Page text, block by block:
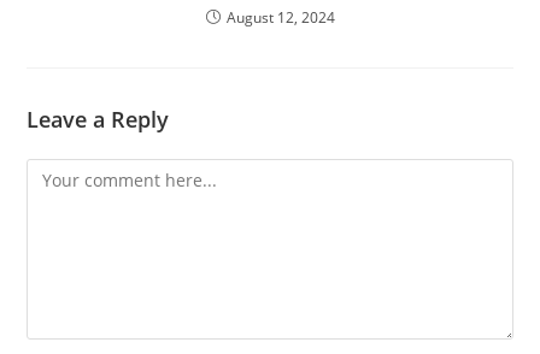
August 12, 2024
Leave a Reply
Comment